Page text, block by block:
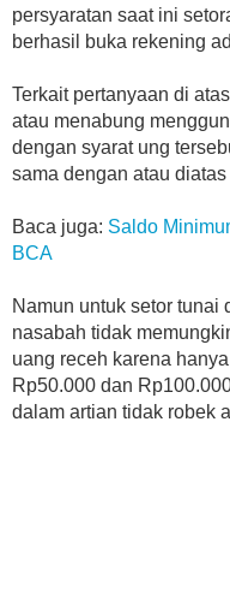
persyaratan saat ini
berhasil buka rekening
Terkait pertanyaan di
atau menabung
dengan syarat ung
sama dengan atau
Baca juga: Saldo
BCA
Namun untuk setor tunai
nasabah tidak
uang receh karena
Rp50.000 dan
dalam artian tidak robek